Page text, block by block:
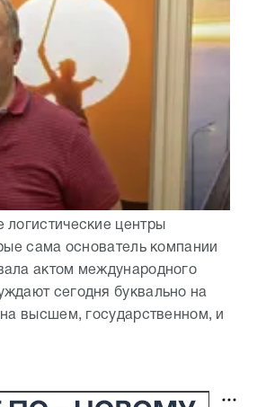
логистические центры
сама основатель компании
актом международного
сегодня буквально на
высшем, государственном, и